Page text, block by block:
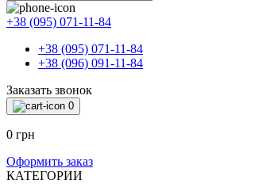
+38 (095) 071-11-84
+38 (095) 071-11-84
+38 (096) 091-11-84
Заказать звонок
0
0 грн
Оформить заказ
КАТЕГОРИИ